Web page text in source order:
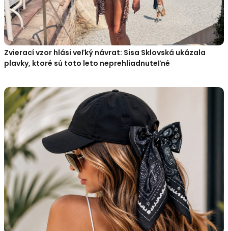
Zvierací vzor hlási veľký návrat: Sisa Sklovská ukázala
plavky, ktoré sú toto leto neprehliadnuteľné